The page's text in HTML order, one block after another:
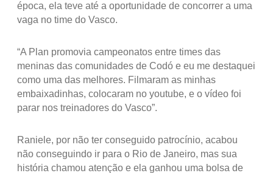
época, ela teve até a oportunidade de concorrer a uma
vaga no time do Vasco.
“A Plan promovia campeonatos entre times das
meninas das comunidades de Codó e eu me destaquei
como uma das melhores. Filmaram as minhas
embaixadinhas, colocaram no youtube, e o vídeo foi
parar nos treinadores do Vasco”.
Raniele, por não ter conseguido patrocínio, acabou
não conseguindo ir para o Rio de Janeiro, mas sua
história chamou atenção e ela ganhou uma bolsa de